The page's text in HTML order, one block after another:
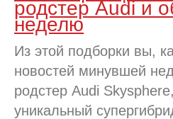
родстер Audi и
неделю
Из этой подборки вы,
новостей минувшей
родстер Audi
уникальный